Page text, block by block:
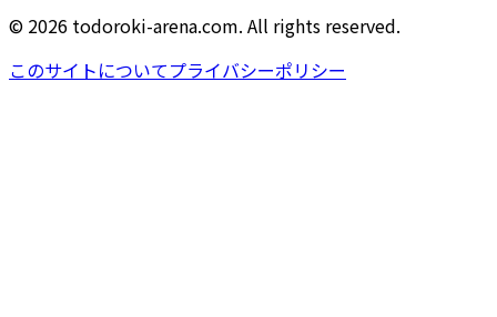
© 2026 todoroki-arena.com. All rights reserved.
このサイトについてプライバシーポリシー